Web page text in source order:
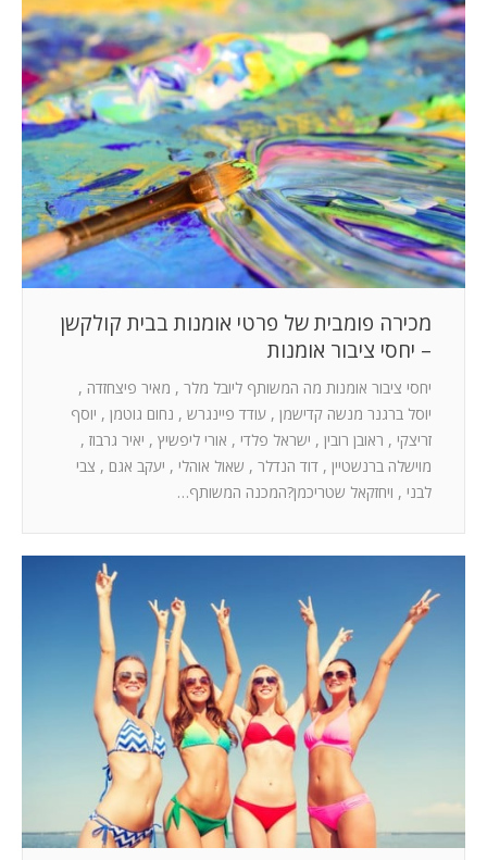
מכירה פומבית של פרטי אומנות בבית קולקשן
– יחסי ציבור אומנות
יחסי ציבור אומנות מה המשותף ליובל מלר , מאיר פיצחזדה ,
יוסל ברגנר מנשה קדישמן , עודד פיינגרש , נחום גוטמן , יוסף
זריצקי , ראובן רובין , ישראל פלדי , אורי ליפשיץ , יאיר גרבוז ,
מוישלה ברנשטיין , דוד הנדלר , שאול אוהלי , יעקב אגם , צבי
לבני , ויחזקאל שטריכמן?המכנה המשותף…